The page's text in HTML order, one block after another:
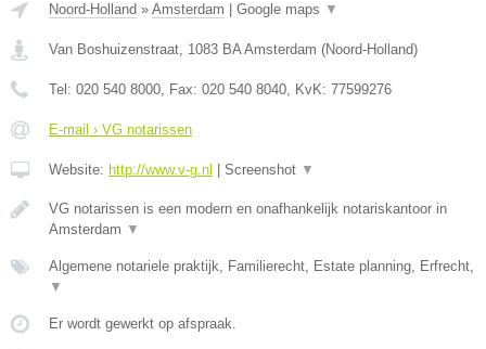
Noord-Holland » Amsterdam Google maps ▼
Van Boshuizenstraat, 1083 BA Amsterdam (Noord-Holland)
Tel: 020 540 8000, Fax: 020 540 8040, KvK: 77599276
E-mail › VG notarissen
Website: http://www.v-g.nl Screenshot ▼
VG notarissen is een modern en onafhankelijk notariskantoor in
Amsterdam ▼
Algemene notariele praktijk, Familierecht, Estate planning, Erfrecht,
▼
Er wordt gewerkt op afspraak.